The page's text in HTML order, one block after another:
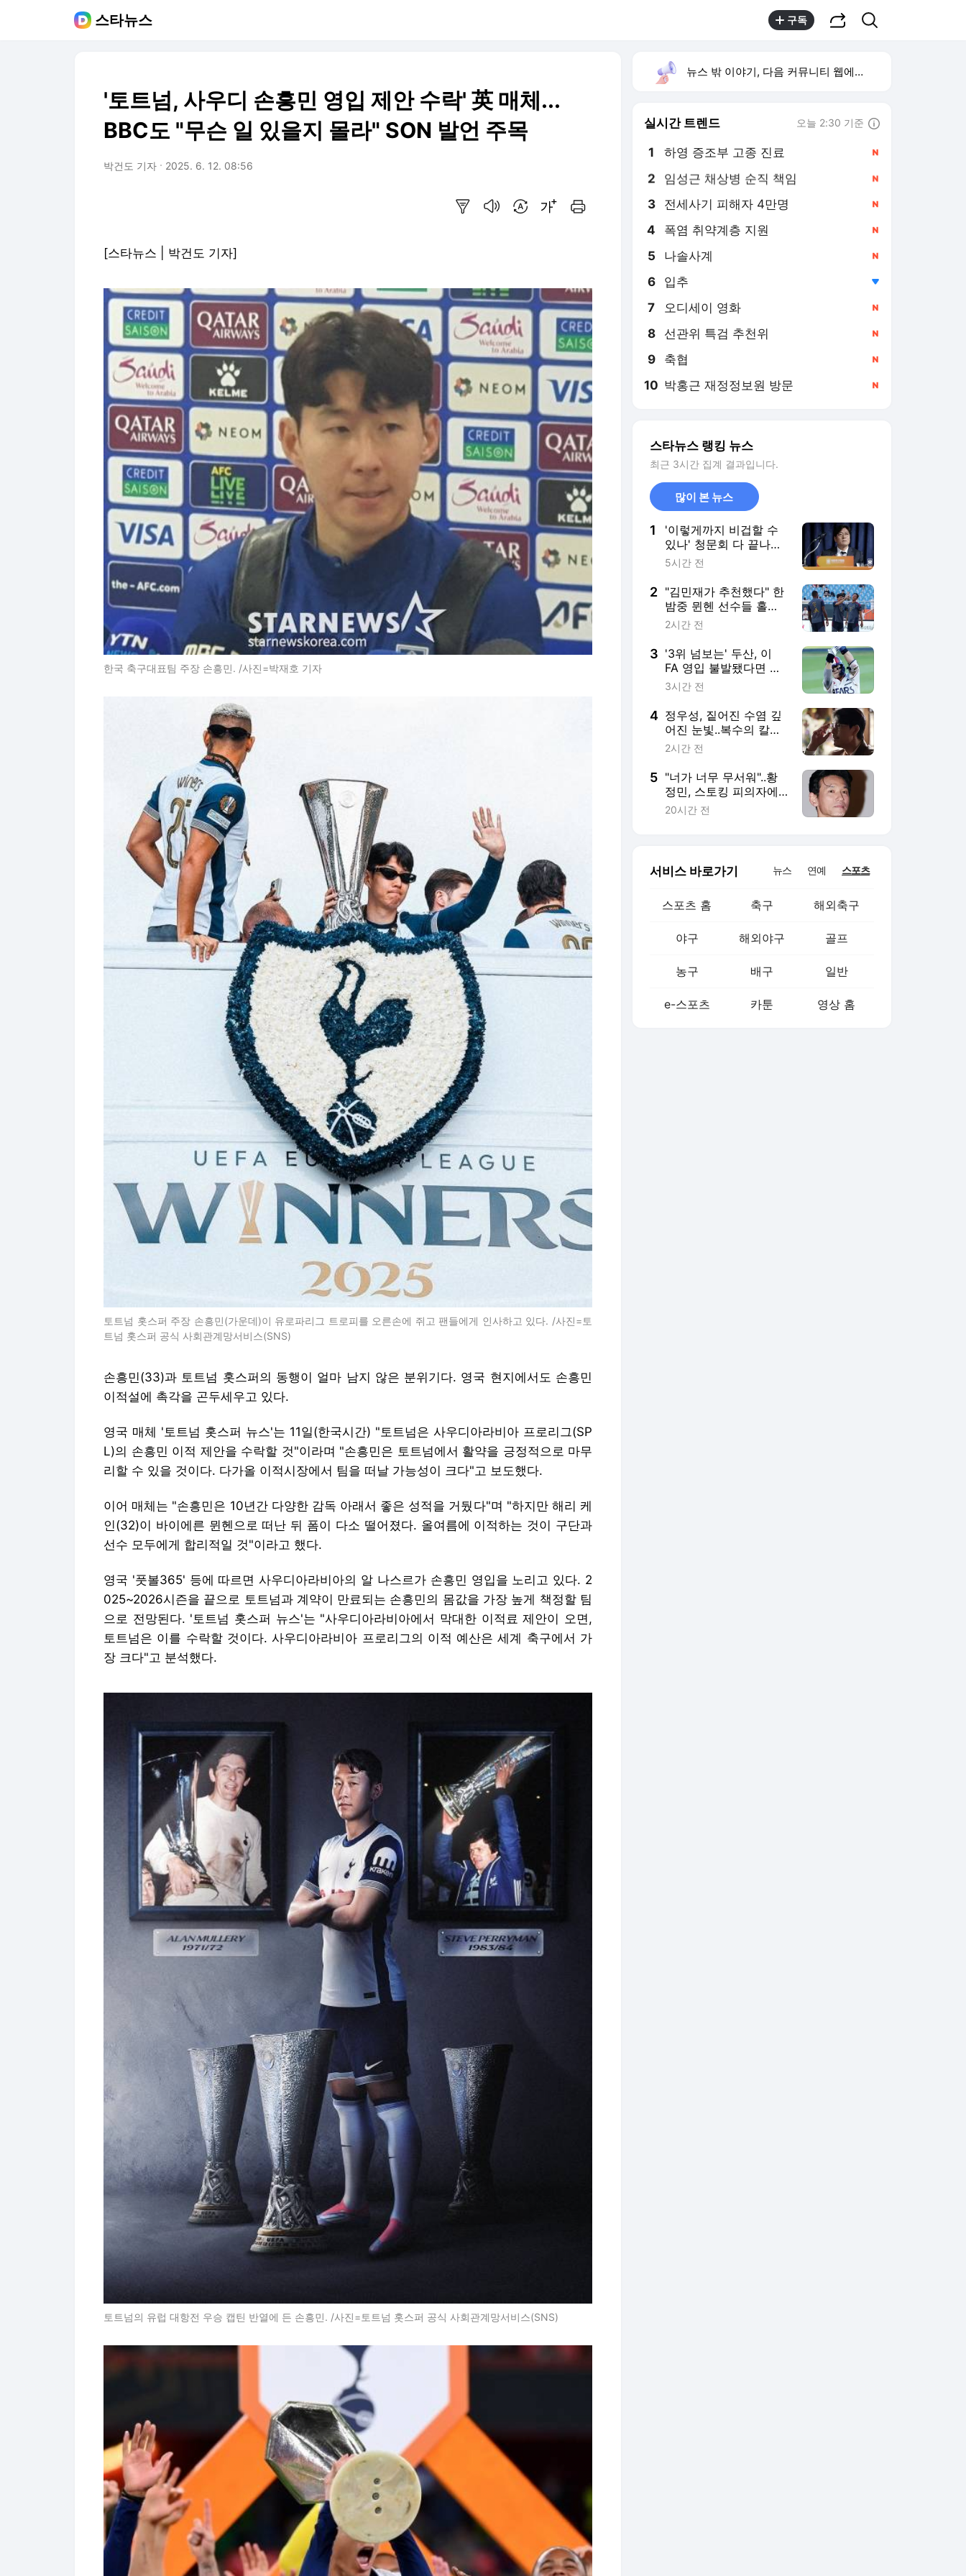
스타뉴스 구독
'토트넘, 사우디 손흥민 영입 제안 수락' 英 매체...
BBC도 "무슨 일 있을지 몰라" SON 발언 주목
박건도 기자 2025. 6. 12. 08:56
[스타뉴스 | 박건도 기자]
한국 축구대표팀 주장 손흥민. /사진=박재호 기자
토트넘 홋스퍼 주장 손흥민(가운데)이 유로파리그 트로피를 오른손에 쥐고 팬들에게 인사하고 있다. /사진=토
트넘 홋스퍼 공식 사회관계망서비스(SNS)
손흥민(33)과 토트넘 홋스퍼의 동행이 얼마 남지 않은 분위기다. 영국 현지에서도 손흥민
이적설에 촉각을 곤두세우고 있다.
영국 매체 '토트넘 홋스퍼 뉴스'는 11일(한국시간) "토트넘은 사우디아라비아 프로리그(SP
L)의 손흥민 이적 제안을 수락할 것"이라며 "손흥민은 토트넘에서 활약을 긍정적으로 마무
리할 수 있을 것이다. 다가올 이적시장에서 팀을 떠날 가능성이 크다"고 보도했다.
이어 매체는 "손흥민은 10년간 다양한 감독 아래서 좋은 성적을 거뒀다"며 "하지만 해리 케
인(32)이 바이에른 뮌헨으로 떠난 뒤 폼이 다소 떨어졌다. 올여름에 이적하는 것이 구단과
선수 모두에게 합리적일 것"이라고 했다.
영국 '풋볼365' 등에 따르면 사우디아라비아의 알 나스르가 손흥민 영입을 노리고 있다. 2
025~2026시즌을 끝으로 토트넘과 계약이 만료되는 손흥민의 몸값을 가장 높게 책정할 팀
으로 전망된다. '토트넘 홋스퍼 뉴스'는 "사우디아라비아에서 막대한 이적료 제안이 오면,
토트넘은 이를 수락할 것이다. 사우디아라비아 프로리그의 이적 예산은 세계 축구에서 가
장 크다"고 분석했다.
토트넘의 유럽 대항전 우승 캡틴 반열에 든 손흥민. /사진=토트넘 홋스퍼 공식 사회관계망서비스(SNS)
뉴스 밖 이야기, 다음 커뮤니티 웹에서 보기
실시간 트렌드 오늘 2:30 기준
1 하영 증조부 고종 진료
2 임성근 채상병 순직 책임
3 전세사기 피해자 4만명
4 폭염 취약계층 지원
5 나솔사계
6 입추
7 오디세이 영화
8 선관위 특검 추천위
9 축협
10 박홍근 재정정보원 방문
스타뉴스 랭킹 뉴스
최근 3시간 집계 결과입니다.
많이 본 뉴스
1
'이렇게까지 비겁할 수
있나' 청문회 다 끝나니
슬그머니 등장한 이임생
5시간 전
2 "김민재가 추천했다" 한
밤중 뮌헨 선수들 홀린
'K-야식'... '한국식 치킨'
심 "합리적 선택"
2시간 전
3 '3위 넘보는' 두산, 이
FA 영입 불발됐다면 어
쩔 뻔했나... 사령탑도 찬
문에 곽빈이 6회까지 던
졌다"
3시간 전
4 정우성, 짙어진 수염 깊
어진 눈빛..복수의 칼날
갈았다 [메이드인 코리
2시간 전
5 "너가 너무 무서워"..황
정민, 스토킹 피의자에
62번 먼저 전화 건 이유
20시간 전
서비스 바로가기 뉴스 연예 스포츠
스포츠 홈 축구 해외축구
야구 해외야구 골프
농구 배구 일반
e-스포츠 카툰 영상 홈